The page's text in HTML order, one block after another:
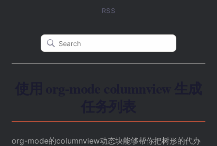
RSS
org-mode的columnview动态块能够帮你把树形的代办